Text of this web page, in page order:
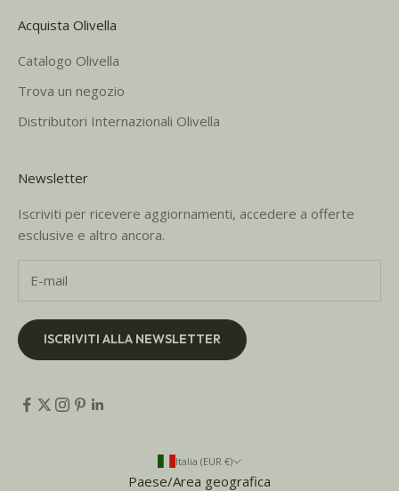
Acquista Olivella
Catalogo Olivella
Trova un negozio
Distributori Internazionali Olivella
Newsletter
Iscriviti per ricevere aggiornamenti, accedere a offerte
esclusive e altro ancora.
ISCRIVITI ALLA NEWSLETTER
Italia (EUR €)
Paese/Area geografica